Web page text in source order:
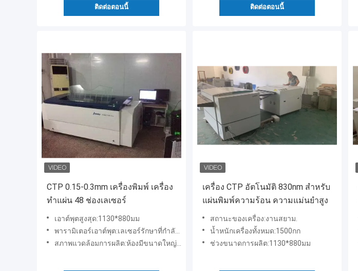
ติดต่อตอนนี้ ติดต่อตอนนี้
CTP 0.15-0.3mm เครื่องพิมพ์ เครื่อง
ทําแผ่น 48 ช่องเลเซอร์
เอาต์พุตสูงสุด:1130*880มม
พารามิเตอร์เอาต์พุต:เลเซอร์รักษาที่กำลังไฟ 800 วัตต์
สภาพแวดล้อมการผลิต:ห้องมีขนาดใหญ่กว่า 20 ตารางเมตร ให้แห้งและมีอุณหภูมิคงที่
เครื่อง CTP อัตโนมัติ 830nm สำหรับ
แผ่นพิมพ์ความร้อน ความแม่นยำสูง
สถานะของเครื่อง:งานสยาม.
น้ำหนักเครื่องทั้งหมด:1500กก
ช่วงขนาดการผลิต:1130*880มม